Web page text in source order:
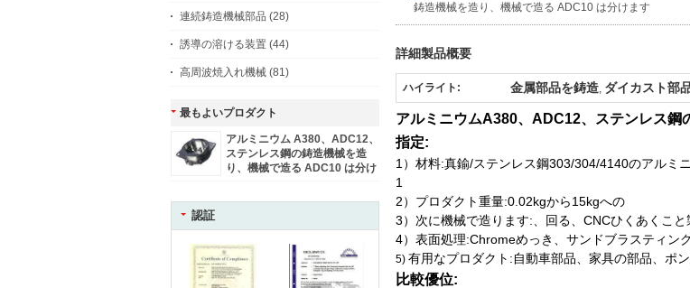
連続鋳造機械部品 (28)
誘導の溶ける装置 (44)
高周波焼入れ機械 (81)
最もよいプロダクト
アルミニウム A380、ADC12、
ステンレス鋼の鋳造機械を造
り、機械で造る ADC10 は分け
認証
鋳造機械を造り、機械で造る ADC10 は分けます
詳細製品概要
ハイライト: 金属部品を鋳造, ダイカスト部
アルミニウムA380、ADC12、ステンレス
指定:
1）材料:真鍮/ステンレス鋼303/304/4140のアルミ
1
2）プロダクト重量:0.02kgから15kgへの
3）次に機械で造ります:、回る、CNCひくあくこと
4）表面処理:Chromeめっき、サンドブラスティン
5) 有用なプロダクト:自動車部品、家具の部品、ポ
比較優位: